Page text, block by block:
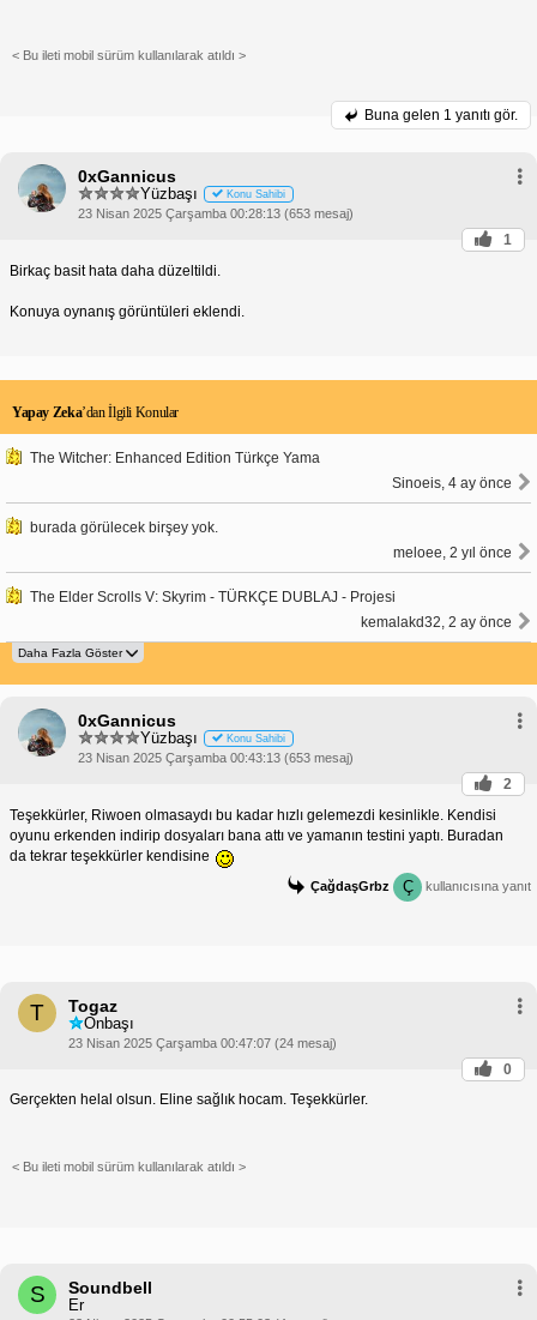
< Bu ileti mobil sürüm kullanılarak atıldı >
Buna gelen 1 yanıtı gör.
0xGannicus
Yüzbaşı Konu Sahibi
23 Nisan 2025 Çarşamba 00:28:13 (653 mesaj)
1
Birkaç basit hata daha düzeltildi.
Konuya oynanış görüntüleri eklendi.
Yapay Zeka’dan İlgili Konular
The Witcher: Enhanced Edition Türkçe Yama
Sinoeis, 4 ay önce
burada görülecek birşey yok.
meloee, 2 yıl önce
The Elder Scrolls V: Skyrim - TÜRKÇE DUBLAJ - Projesi
kemalakd32, 2 ay önce
0xGannicus
Yüzbaşı Konu Sahibi
23 Nisan 2025 Çarşamba 00:43:13 (653 mesaj)
2
Teşekkürler, Riwoen olmasaydı bu kadar hızlı gelemezdi kesinlikle. Kendisi
oyunu erkenden indirip dosyaları bana attı ve yamanın testini yaptı. Buradan
da tekrar teşekkürler kendisine
ÇağdaşGrbz Ç kullanıcısına yanıt
T Togaz
Onbaşı
23 Nisan 2025 Çarşamba 00:47:07 (24 mesaj)
0
Gerçekten helal olsun. Eline sağlık hocam. Teşekkürler.
< Bu ileti mobil sürüm kullanılarak atıldı >
S Soundbell
Er